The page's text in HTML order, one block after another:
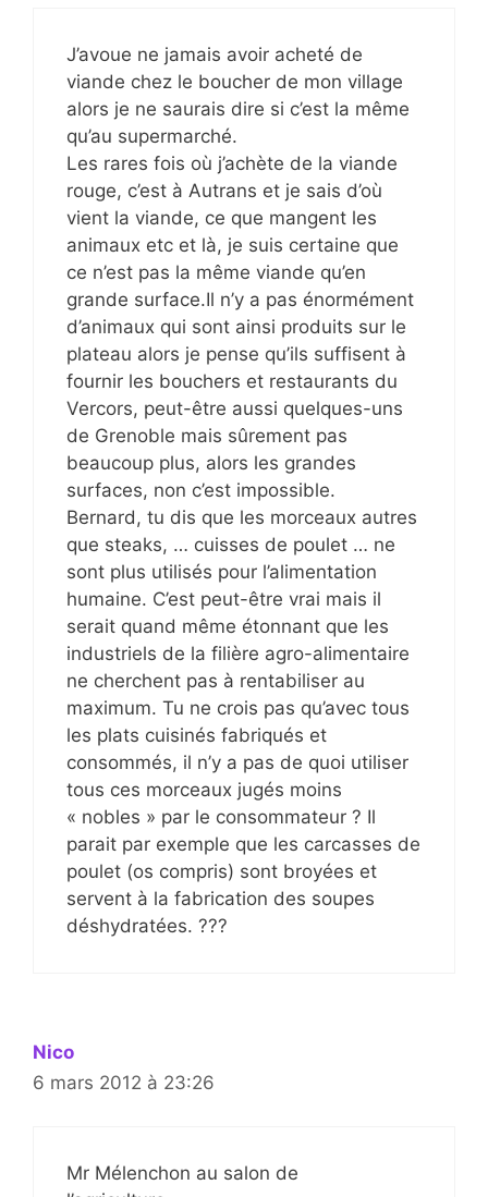
J’avoue ne jamais avoir acheté de
viande chez le boucher de mon village
alors je ne saurais dire si c’est la même
qu’au supermarché.
Les rares fois où j’achète de la viande
rouge, c’est à Autrans et je sais d’où
vient la viande, ce que mangent les
animaux etc et là, je suis certaine que
ce n’est pas la même viande qu’en
grande surface.Il n’y a pas énormément
d’animaux qui sont ainsi produits sur le
plateau alors je pense qu’ils suffisent à
fournir les bouchers et restaurants du
Vercors, peut-être aussi quelques-uns
de Grenoble mais sûrement pas
beaucoup plus, alors les grandes
surfaces, non c’est impossible.
Bernard, tu dis que les morceaux autres
que steaks, … cuisses de poulet … ne
sont plus utilisés pour l’alimentation
humaine. C’est peut-être vrai mais il
serait quand même étonnant que les
industriels de la filière agro-alimentaire
ne cherchent pas à rentabiliser au
maximum. Tu ne crois pas qu’avec tous
les plats cuisinés fabriqués et
consommés, il n’y a pas de quoi utiliser
tous ces morceaux jugés moins
« nobles » par le consommateur ? Il
parait par exemple que les carcasses de
poulet (os compris) sont broyées et
servent à la fabrication des soupes
déshydratées. ???
Nico
6 mars 2012 à 23:26
Mr Mélenchon au salon de